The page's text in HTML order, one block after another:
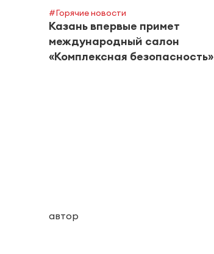
#Горячие новости
Казань впервые примет
международный салон
«Комплексная безопасность»
автор